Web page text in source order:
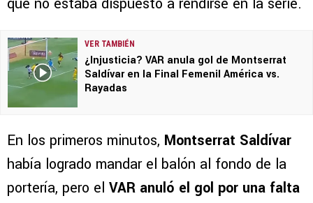
VER TAMBIÉN
¿Injusticia? VAR anula gol de Montserrat
Saldívar en la Final Femenil América vs.
Rayadas
En los primeros minutos, Montserrat Saldívar
había logrado mandar el balón al fondo de la
portería, pero el VAR anuló el gol por una falta